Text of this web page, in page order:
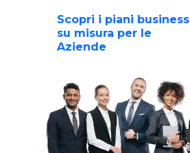
Scopri i piani business
su misura per le
Aziende